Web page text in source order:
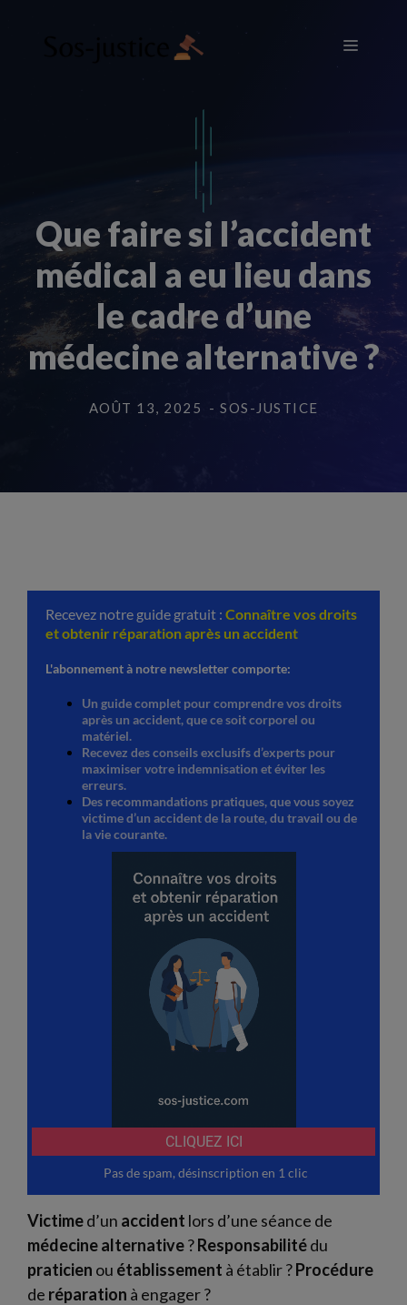
Menu
Que faire si l’accident
médical a eu lieu dans
le cadre d’une
médecine alternative ?
AOÛT 13, 2025 - SOS-JUSTICE
Victimed’un accident lors d’une séance de
médecinealternative?Responsabilitédu
praticien ou établissement à établir ?Procédure
de réparation à engager ?